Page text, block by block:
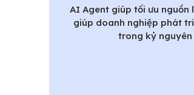
AI Agent giúp tối ưu nguồn
giúp doanh nghiệp phát
trong kỷ nguyên